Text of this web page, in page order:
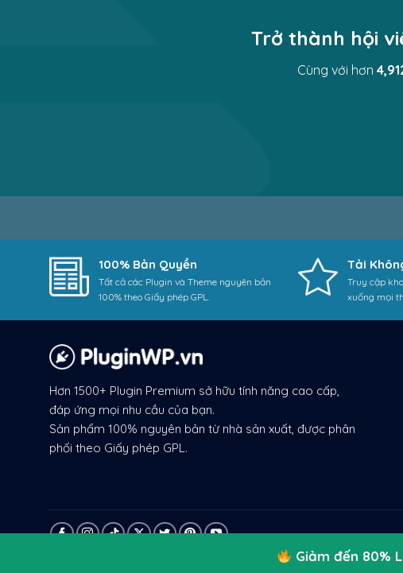
Giảm đến 80%
Trở thành hội
Cùng với hơn
100% Bản Quyền
Tất cả các Plugin và Theme nguyên bản
100% theo Giấy phép GPL.
Tải
Truy cập
xuống mọi
Hơn 1500+ Plugin Premium sở hữu tính năng cao cấp,
đáp ứng mọi nhu cầu của bạn.
Sản phẩm 100% nguyên bản từ nhà sản xuất, được phân
phối theo Giấy phép GPL.